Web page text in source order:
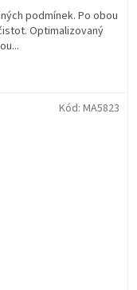
podmínek. Po obou
Optimalizovaný
Kód: MA5823